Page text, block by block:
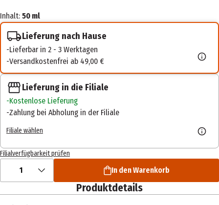
Inhalt: 50 ml
Lieferung nach Hause
Lieferbar in 2 - 3 Werktagen
Versandkostenfrei ab 49,00 €
Lieferung in die Filiale
Kostenlose Lieferung
Zahlung bei Abholung in der Filiale
Filiale wählen
Filialverfügbarkeit prüfen
1 In den Warenkorb
Produktdetails